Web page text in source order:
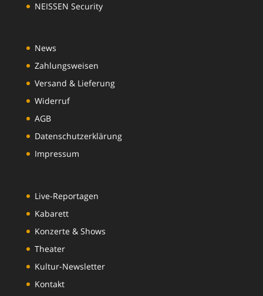
NEISSEN Security
News
Zahlungsweisen
Versand & Lieferung
Widerruf
AGB
Datenschutzerklärung
Impressum
Live-Reportagen
Kabarett
Konzerte & Shows
Theater
Kultur-Newsletter
Kontakt